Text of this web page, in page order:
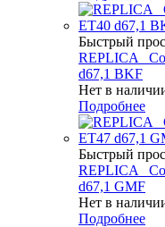
Быстрый
REPLICA
d67,1 BKF
Нет в
Подробнее
Быстрый
REPLICA
d67,1 GMF
Нет в
Подробнее